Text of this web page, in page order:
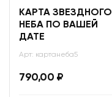
КАРТА ЗВЕЗДНОГО
НЕБА ПО ВАШЕЙ
ДАТЕ
Арт: картанеба5
790,00 ₽